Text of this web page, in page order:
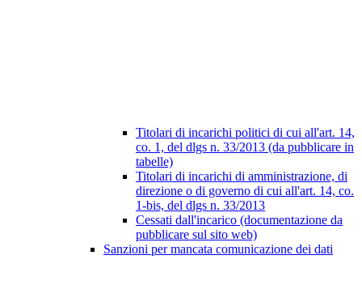
Titolari di incarichi politici di cui all'art. 14,
co. 1, del dlgs n. 33/2013 (da pubblicare in
tabelle)
Titolari di incarichi di amministrazione, di
direzione o di governo di cui all'art. 14, co.
1-bis, del dlgs n. 33/2013
Cessati dall'incarico (documentazione da
pubblicare sul sito web)
Sanzioni per mancata comunicazione dei dati